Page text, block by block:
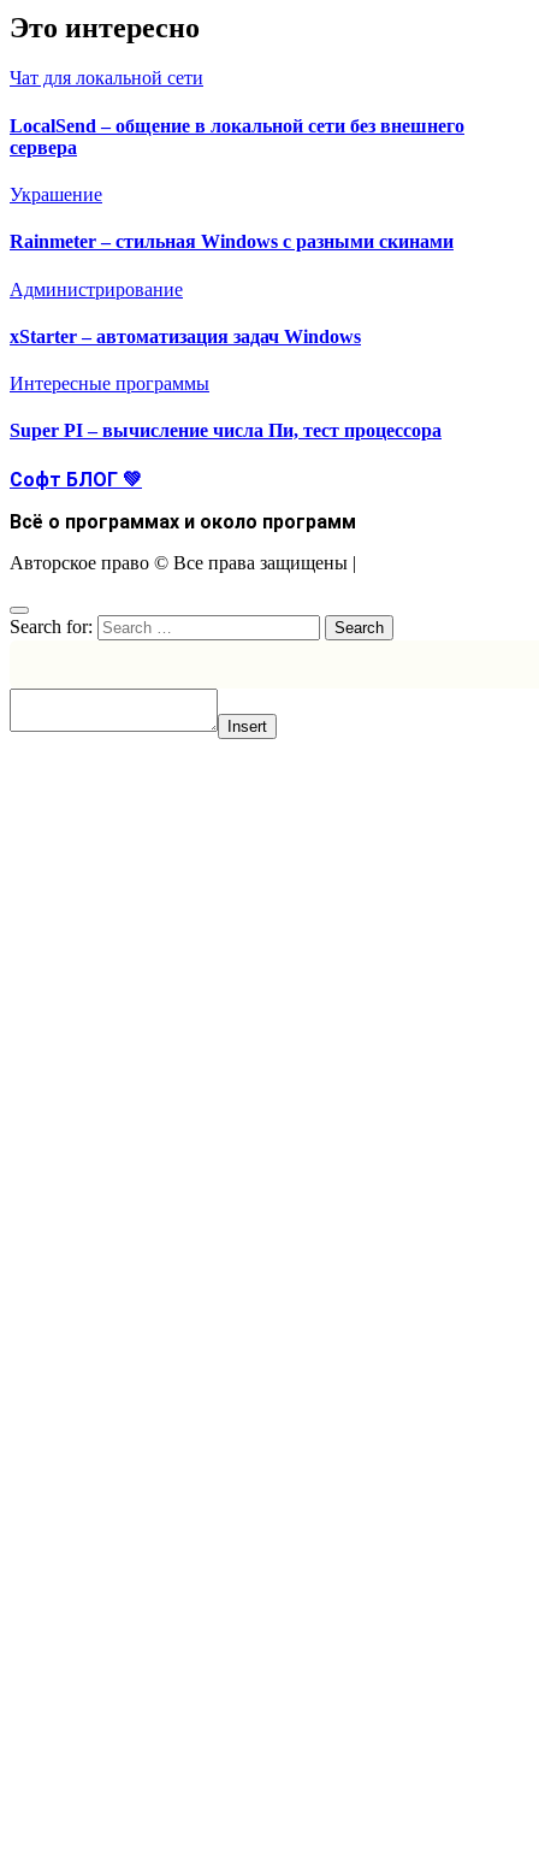
Это интересно
Чат для локальной сети
LocalSend – общение в локальной сети без внешнего
сервера
Украшение
Rainmeter – стильная Windows с разными скинами
Администрирование
xStarter – автоматизация задач Windows
Интересные программы
Super PI – вычисление числа Пи, тест процессора
Софт БЛОГ 💚
Всё о программах и около программ
Авторское право © Все права защищены |
Search for:
Insert